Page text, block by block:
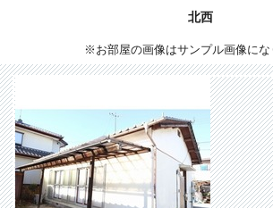
北西
※お部屋の画像はサンプル画像にな